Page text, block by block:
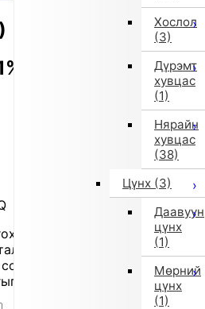
Хослол
(3)
Дүрэмт
хувцас
(1)
Нярайн
хувцас
(38)
Цүнх (3)
Даавуун
цүнх
(1)
Мөрний
цүнх
(1)
OFF 160,800 ₮
хэмжээ сонгох
биеийн хэмжээтэйгээ
уу, хувцас таарахгүй
захиалагч өөрөө хүлээнэ.